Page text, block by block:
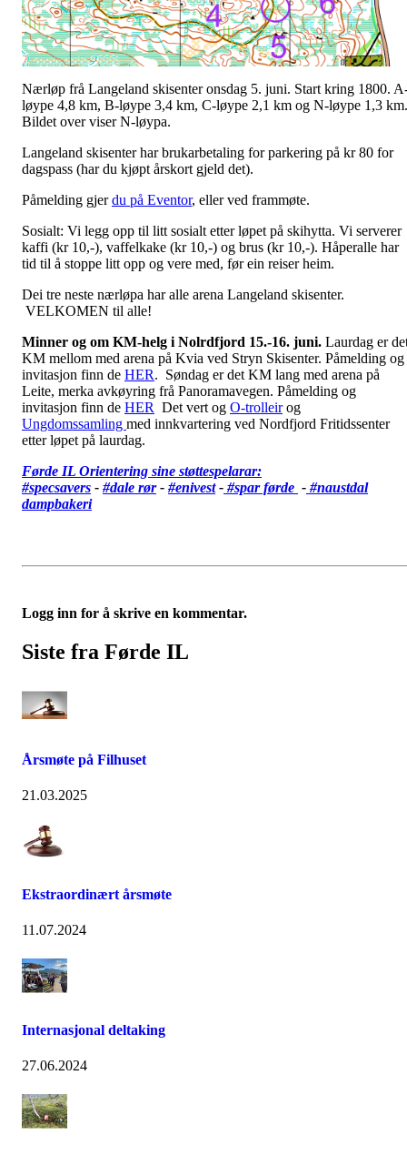
Nærløp frå Langeland skisenter onsdag 5. juni. Start kring 1800.
løype 4,8 km, B-løype 3,4 km, C-løype 2,1 km og N-løype 1,3 km.
Bildet over viser N-løypa.
Langeland skisenter har brukarbetaling for parkering på kr 80 for
dagspass (har du kjøpt årskort gjeld det).
Påmelding gjerdu på Eventor, eller ved frammøte.
Sosialt: Vi legg opp til litt sosialt etter løpet på skihytta. Vi serverer
kaffi (kr 10,-), vaffelkake (kr 10,-) og brus (kr 10,-). Håperalle har
tid til å stoppe litt opp og vere med, før ein reiser heim.
Dei tre neste nærløpa har alle arena Langeland skisenter.
VELKOMEN til alle!
Minner og om KM-helg i Nolrdfjord 15.-16. juni. Laurdag er
KM mellom med arena på Kvia ved Stryn Skisenter. Påmelding og
invitasjon finn de HER. Søndag er det KM lang med arena på
Leite, merka avkøyring frå Panoramavegen. Påmelding og
invitasjon finn de HER Det vert og O-trolleirog
Ungdomssamling med innkvartering ved Nordfjord Fritidssenter
etter løpet på laurdag.
Førde IL Orientering sine støttespelarar:
#specsavers - #dale rør- #enivest- #spar førde - #naustdal
dampbakeri
Logg inn for å skrive en kommentar.
Siste fra Førde IL
Årsmøte på Filhuset
21.03.2025
Ekstraordinært årsmøte
11.07.2024
Internasjonal deltaking
27.06.2024